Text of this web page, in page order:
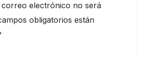
correo electrónico no será
obligatorios están